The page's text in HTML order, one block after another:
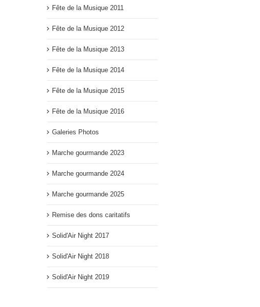
Fête de la Musique 2011
Fête de la Musique 2012
Fête de la Musique 2013
Fête de la Musique 2014
Fête de la Musique 2015
Fête de la Musique 2016
Galeries Photos
Marche gourmande 2023
Marche gourmande 2024
Marche gourmande 2025
Remise des dons caritatifs
Solid'Air Night 2017
Solid'Air Night 2018
Solid'Air Night 2019